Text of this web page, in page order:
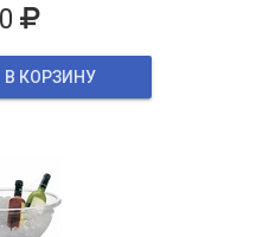
КОРЗИНУ